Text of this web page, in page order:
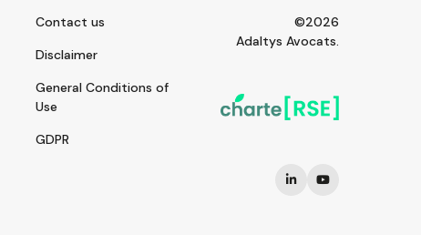
Contact us
Disclaimer
General Conditions of
Use
GDPR
©2026
Adaltys Avocats.